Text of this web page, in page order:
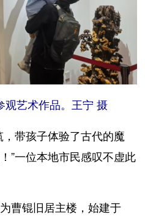
观艺术作品。王宁 摄
带孩子体验了古代的魔
”一位本地市民感叹不虚此
锟旧居主楼，始建于